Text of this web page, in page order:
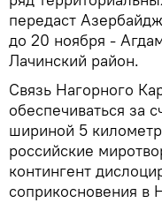
передаст
до 20 ноября -
Лачинский район.
Связь Нагорного
обеспечиваться за
шириной 5
российские
контингент
соприкосновения в